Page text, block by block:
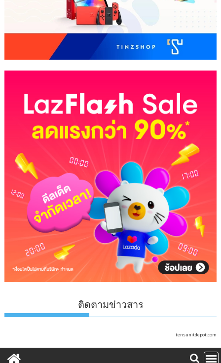
ติดตามข่าวสาร
tensunitdepot.com